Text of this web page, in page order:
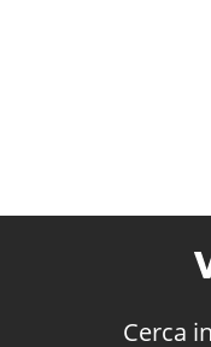
Cerca